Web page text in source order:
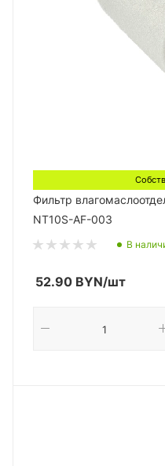
Фильтр
NT10S-AF-003
В
52.90 BYN/шт